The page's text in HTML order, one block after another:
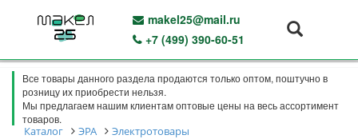
makel25@mail.ru
+7 (499) 390-60-51
Все товары данного раздела продаются только оптом, поштучно в
розницу их приобрести нельзя.
Мы предлагаем нашим клиентам оптовые цены на весь ассортимент
товаров.
Каталог ЭРА
Электротовары